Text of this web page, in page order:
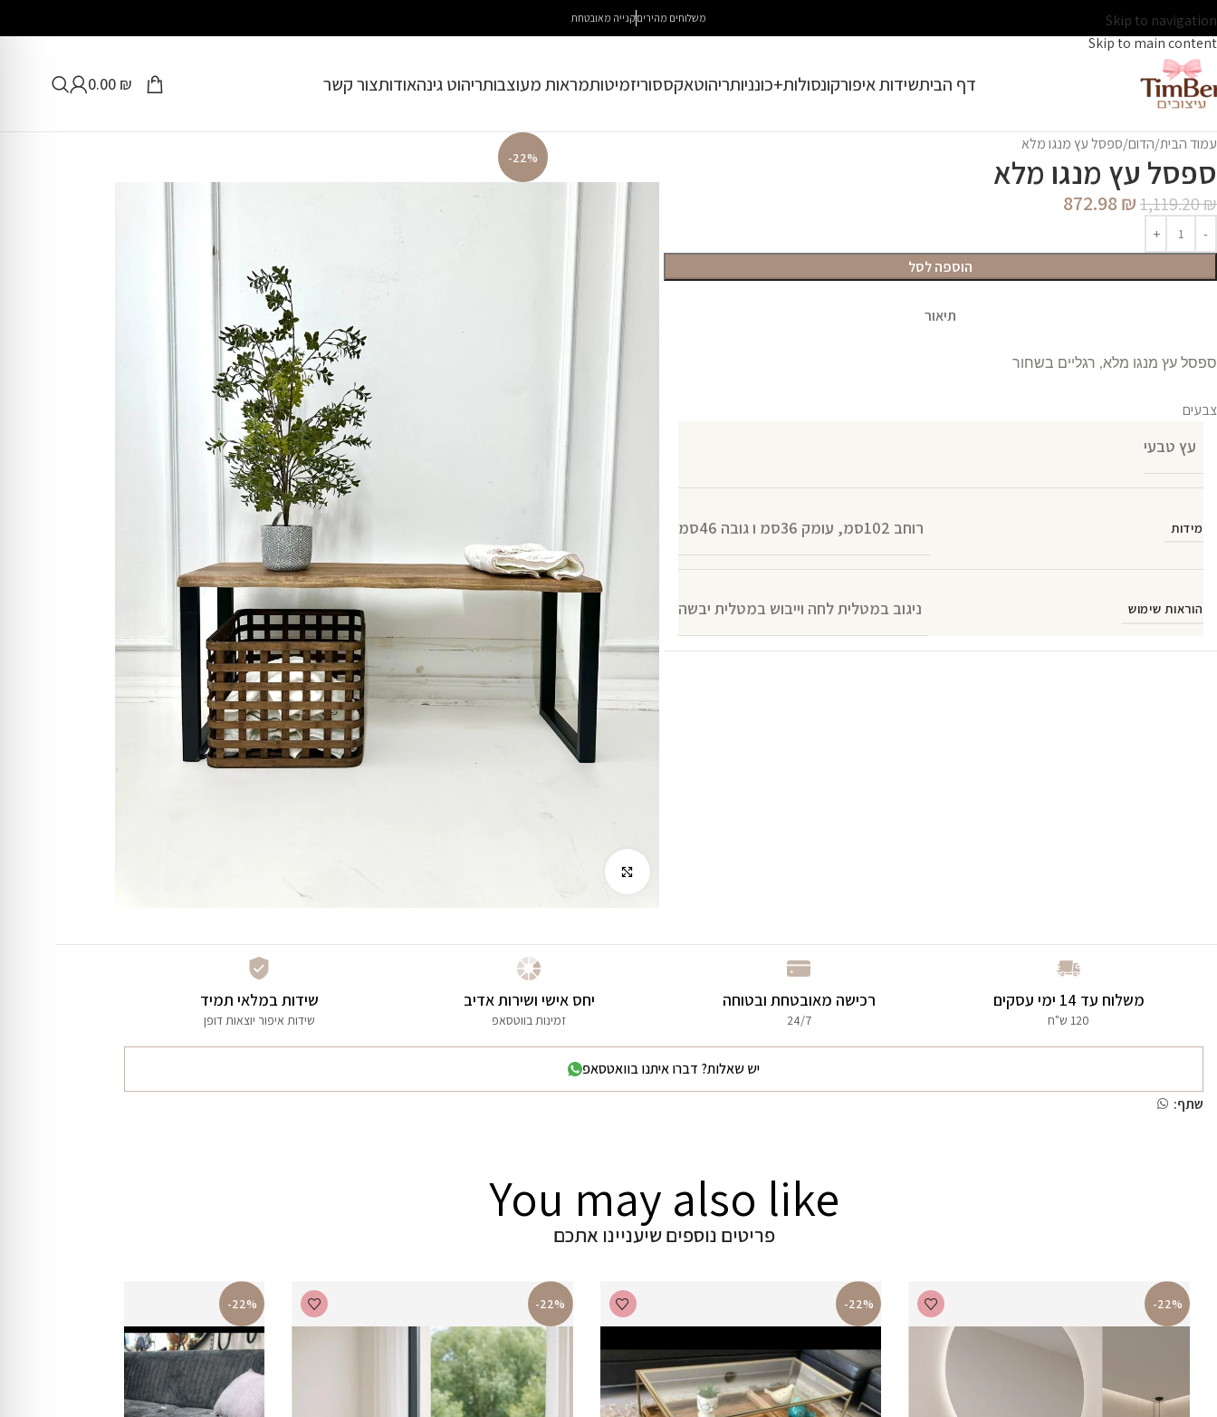
Skip to navigation
Skip to main content
משלוחים מהיריםקנייה מאובטחת
דף הביתשידות איפורקונסולות+כונניותריהוטאקססוריזמיטותמראות מעוצבותריהוט גינהאודותצור קשר 0.00 ₪
עמוד הבית הדום ספסל עץ מנגו מלא
ספסל עץ מנגו מלא
1,119.20₪
872.98₪
הוספה לסל
תיאור
ספסל עץ מנגו מלא, רגליים בשחור
צבעים
עץ טבעי
מידות רוחב 102סמ, עומק 36סמ ו גובה 46סמ
הוראות שימוש ניגוב במטלית לחה וייבוש במטלית יבשה
-22%
משלוח עד 14 ימי עסקים
120 ש"ח
רכישה מאובטחת ובטוחה
24/7
יחס אישי ושירות אדיב
זמינות בווטסאפ
שידות במלאי תמיד
שידות איפור יוצאות דופן
יש שאלות? דברו איתנו בוואטסאפ
שתף:
You may also like
פריטים נוספים שיעניינו אתכם
-22%
-22%
-22%
-22%